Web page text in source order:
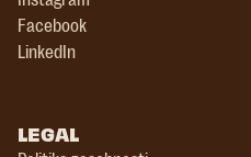
Facebook
LinkedIn
LEGAL